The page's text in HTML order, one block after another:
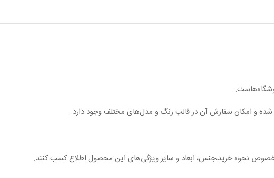
شده و امکان سفارش آن در قالب رنگ و مدل‌های مختلف وجود دارد.
نحوه خرید،جنس، ابعاد و سایر ویژگی‌های این محصول اطلاع کسب کنند.